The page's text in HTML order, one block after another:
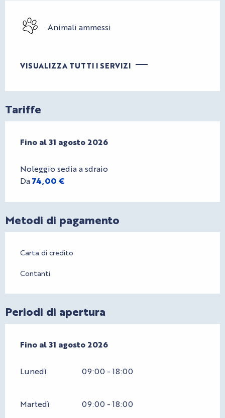
Animali ammessi
VISUALIZZA TUTTI I SERVIZI
Tariffe
Dal29 giugno 2026al31 agosto 2026
Fino al 31 agosto 2026
Noleggio sedia a sdraio
Da74,00 €
Metodi di pagamento
Carta di credito
Contanti
Periodi di apertura
Dal29 giugno 2026al31 agosto 2026
Fino al 31 agosto 2026
Lunedì 09:00 - 18:00
Martedì 09:00 - 18:00